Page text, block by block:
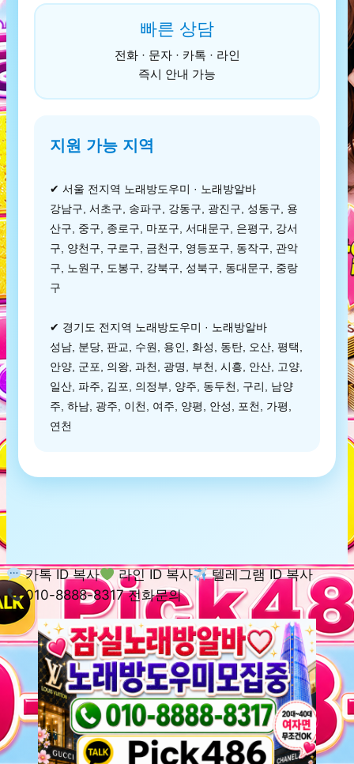
빠른 상담
전화 · 문자 · 카톡 · 라인
즉시 안내 가능
지원 가능 지역
✔ 서울 전지역 노래방도우미 · 노래방알바
강남구, 서초구, 송파구, 강동구, 광진구, 성동구, 용
산구, 중구, 종로구, 마포구, 서대문구, 은평구, 강서
구, 양천구, 구로구, 금천구, 영등포구, 동작구, 관악
구, 노원구, 도봉구, 강북구, 성북구, 동대문구, 중랑
구
✔ 경기도 전지역 노래방도우미 · 노래방알바
성남, 분당, 판교, 수원, 용인, 화성, 동탄, 오산, 평택,
안양, 군포, 의왕, 과천, 광명, 부천, 시흥, 안산, 고양,
일산, 파주, 김포, 의정부, 양주, 동두천, 구리, 남양
주, 하남, 광주, 이천, 여주, 양평, 안성, 포천, 가평,
연천
카톡 ID 복사 라인 ID 복사
텔레그램 ID 복사
010-8888-8317 전화문의